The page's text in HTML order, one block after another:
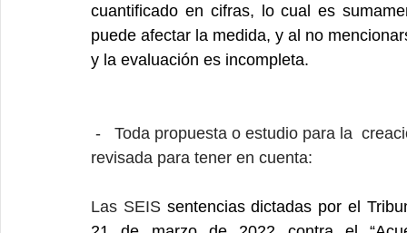
cuantificado en cifras, lo cual es
puede afectar la medida, y al no
y la evaluación es incompleta.
revisada para tener en cuenta:
Las SEIS sentencias dictadas por el